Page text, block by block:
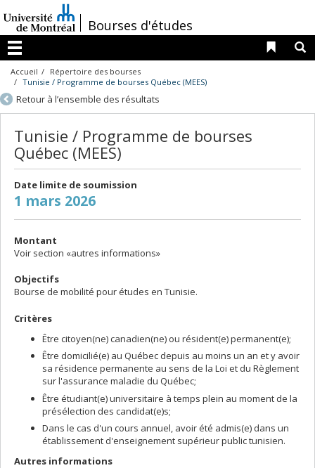
au
contenu
/Bourses d'études
Menu
Liens
Accueil
Répertoire des bourses
Tunisie / Programme de bourses Québec (MEES)
Retour à l’ensemble des résultats
Tunisie / Programme de bourses
Québec (MEES)
Date limite de soumission
1 mars 2026
Montant
Voir section «autres informations»
Objectifs
Bourse de mobilité pour études en Tunisie.
Critères
Être citoyen(ne) canadien(ne) ou résident(e) permanent(e);
Être domicilié(e) au Québec depuis au moins un an et y avoir
sa résidence permanente au sens de la Loi et du Règlement
sur l'assurance maladie du Québec;
Être étudiant(e) universitaire à temps plein au moment de la
présélection des candidat(e)s;
Dans le cas d'un cours annuel, avoir été admis(e) dans un
établissement d'enseignement supérieur public tunisien.
Autres informations